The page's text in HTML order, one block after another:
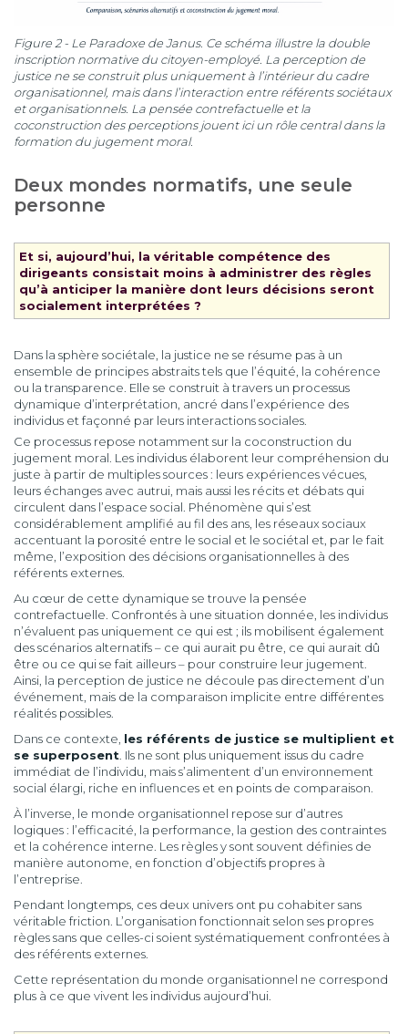
Figure 2 - Le Paradoxe de Janus. Ce schéma illustre la double
inscription normative du citoyen-employé. La perception de
justice ne se construit plus uniquement à l’intérieur du cadre
organisationnel, mais dans l’interaction entre référents sociétaux
et organisationnels. La pensée contrefactuelle et la
coconstruction des perceptions jouent ici un rôle central dans la
formation du jugement moral.
Deux mondes normatifs, une seule
personne
Et si, aujourd’hui, la véritable compétence des
dirigeants consistait moins à administrer des règles
qu’à anticiper la manière dont leurs décisions seront
socialement interprétées ?
Dans la sphère sociétale, la justice ne se résume pas à un
ensemble de principes abstraits tels que l’équité, la cohérence
ou la transparence. Elle se construit à travers un processus
dynamique d’interprétation, ancré dans l’expérience des
individus et façonné par leurs interactions sociales.
Ce processus repose notamment sur la coconstruction du
jugement moral. Les individus élaborent leur compréhension du
juste à partir de multiples sources : leurs expériences vécues,
leurs échanges avec autrui, mais aussi les récits et débats qui
circulent dans l’espace social. Phénomène qui s’est
considérablement amplifié au fil des ans, les réseaux sociaux
accentuant la porosité entre le social et le sociétal et, par le fait
même, l’exposition des décisions organisationnelles à des
référents externes.
Au cœur de cette dynamique se trouve la pensée
contrefactuelle. Confrontés à une situation donnée, les individus
n’évaluent pas uniquement ce qui est ; ils mobilisent également
des scénarios alternatifs – ce qui aurait pu être, ce qui aurait dû
être ou ce qui se fait ailleurs – pour construire leur jugement.
Ainsi, la perception de justice ne découle pas directement d’un
événement, mais de la comparaison implicite entre différentes
réalités possibles.
Dans ce contexte, les référents de justice se multiplient et
se superposent. Ils ne sont plus uniquement issus du cadre
immédiat de l’individu, mais s’alimentent d’un environnement
social élargi, riche en influences et en points de comparaison.
À l’inverse, le monde organisationnel repose sur d’autres
logiques : l’efficacité, la performance, la gestion des contraintes
et la cohérence interne. Les règles y sont souvent définies de
manière autonome, en fonction d’objectifs propres à
l’entreprise.
Pendant longtemps, ces deux univers ont pu cohabiter sans
véritable friction. L’organisation fonctionnait selon ses propres
règles sans que celles-ci soient systématiquement confrontées à
des référents externes.
Cette représentation du monde organisationnel ne correspond
plus à ce que vivent les individus aujourd’hui.